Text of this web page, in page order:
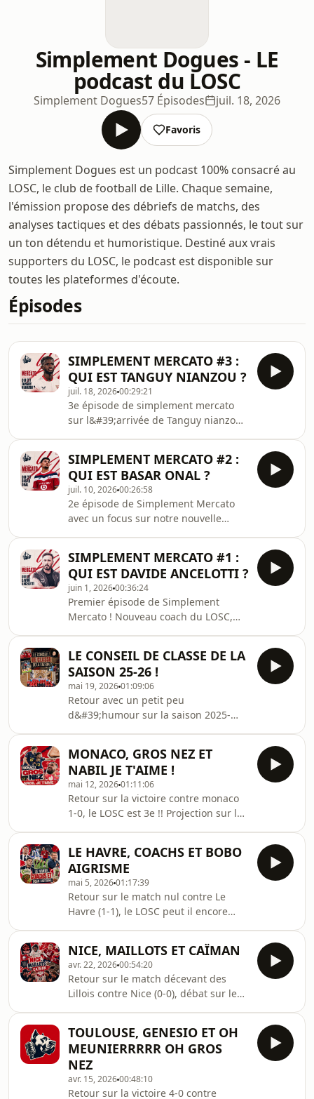
Simplement Dogues - LE
podcast du LOSC
Simplement Dogues57 Épisodes juil. 18, 2026
Favoris
Simplement Dogues est un podcast 100% consacré au
LOSC, le club de football de Lille. Chaque semaine,
l'émission propose des débriefs de matchs, des
analyses tactiques et des débats passionnés, le tout sur
un ton détendu et humoristique. Destiné aux vrais
supporters du LOSC, le podcast est disponible sur
toutes les plateformes d'écoute.
Épisodes
SIMPLEMENT MERCATO #3 :
QUI EST TANGUY NIANZOU ?
juil. 18, 202600:29:21
3e épisode de simplement mercato
sur l&#39;arrivée de Tanguy nianzou
SIMPLEMENT MERCATO #2 :
QUI EST BASAR ONAL ?
juil. 10, 202600:26:58
2e épisode de Simplement Mercato
avec un focus sur notre nouvelle
néerlandais ! Pour une fois c’est Yanis
à la présentation, on a laissé Dim se
reposer ;)
SIMPLEMENT MERCATO #1 :
QUI EST DAVIDE ANCELOTTI ?
juin 1, 202600:36:24
Premier épisode de Simplement
Mercato ! Nouveau coach du LOSC,
l&#39;Italien s&#39;apprête à
prendre la tête du LOSC. Quel est son
caractère ? Son style de jeu, est-ce
que cela va coller avec le LOSC ?
Discussion avec un suiveur assidu de
son ancien club de Botafogo,
@botafogoFrance. Bonne écoute !
LE CONSEIL DE CLASSE DE LA
SAISON 25-26 !
mai 19, 202601:09:06
Retour avec un petit peu
d&#39;humour sur la saison 2025-
major de promo ? Réponse dans le
podcast !
MONACO, GROS NEZ ET
NABIL JE T'AIME !
mai 12, 202601:11:06
Retour sur la victoire contre monaco
1-0, le LOSC est 3e !! Projection sur la
LE HAVRE, COACHS ET BOBO
AIGRISME
mai 5, 202601:17:39
Retour sur le match nul contre Le
Havre (1-1), le LOSC peut il encore
saison prochaine ? Motta, Yilmaz,
Dumont ?... On en débat ! et on finit
par le Balec, pas Balec ! Bonne écoute
!
NICE, MAILLOTS ET CAÏMAN
avr. 22, 202600:54:20
Retour sur le match décevant des
Lillois contre Nice (0-0), débat sur le
Balec !
TOULOUSE, GENESIO ET OH
MEUNIERRRRR OH GROS
NEZ
avr. 15, 202600:48:10
Retour sur la victoire 4-0 contre